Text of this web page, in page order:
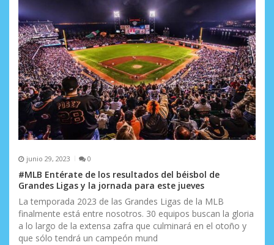
junio 29, 2023 0
#MLB Entérate de los resultados del béisbol de
Grandes Ligas y la jornada para este jueves
La temporada 2023 de las Grandes Ligas de la MLB
finalmente está entre nosotros. 30 equipos buscan la gloria
a lo largo de la extensa zafra que culminará en el otoño y
que sólo tendrá un campeón mund